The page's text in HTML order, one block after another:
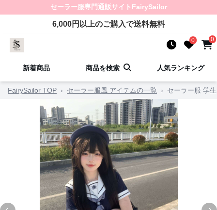
セーラー服専門通販サイト FairySailor
6,000円以上のご購入で送料無料
0 0
新着商品 商品を検索 人気ランキング
FairySailor TOP › セーラー服風 アイテムの一覧 › セーラー服 学